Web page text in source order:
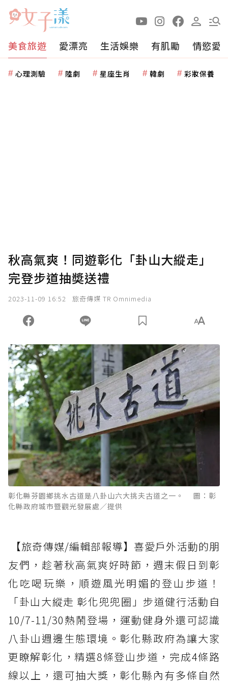
美食旅遊 愛漂亮 生活娛樂 有肌勵 情慾愛
心理測驗 陸劇 星座生肖 韓劇 彩妝保養
秋高氣爽！同遊彰化「卦山大縱走」
完登步道抽奬送禮
2023-11-09 16:52 旅奇傳媒 TR Omnimedia
彰化縣芬園鄉挑水古道是八卦山六大挑夫古道之一。 圖：彰
化縣政府城市暨觀光發展處／提供
【旅奇傳媒/編輯部報導】喜愛戶外活動的朋
友們，趁著秋高氣爽好時節，週末假日到彰
化吃喝玩樂，順遊風光明媚的登山步道！
「卦山大縱走 彰化兜兜圈」步道健行活動自
10/7-11/30熱鬧登場，運動健身外還可認識
八卦山週邊生態環境。彰化縣政府為讓大家
更瞭解彰化，精選8條登山步道，完成4條路
線以上，還可抽大獎，彰化縣內有多條自然